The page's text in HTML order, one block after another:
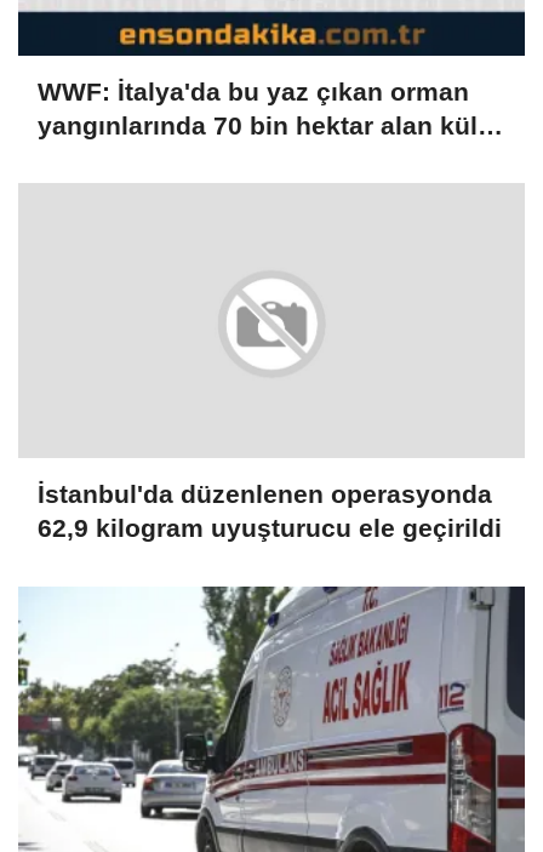
WWF: İtalya'da bu yaz çıkan orman
yangınlarında 70 bin hektar alan kül
İstanbul'da düzenlenen operasyonda
62,9 kilogram uyuşturucu ele geçirildi